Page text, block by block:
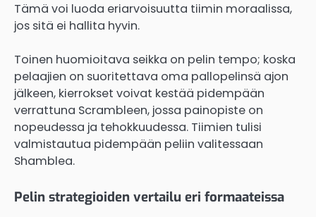
Tämä voi luoda eriarvoisuutta tiimin moraalissa,
jos sitä ei hallita hyvin.
Toinen huomioitava seikka on pelin tempo; koska
pelaajien on suoritettava oma pallopelinsä ajon
jälkeen, kierrokset voivat kestää pidempään
verrattuna Scrambleen, jossa painopiste on
nopeudessa ja tehokkuudessa. Tiimien tulisi
valmistautua pidempään peliin valitessaan
Shamblea.
Pelin strategioiden vertailu eri formaateissa